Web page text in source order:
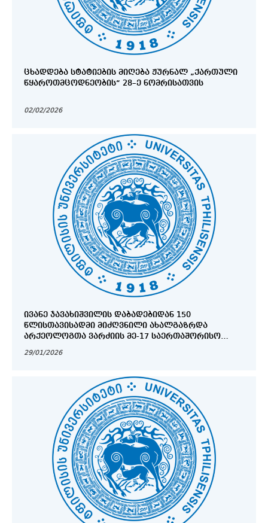
ᲪᲮᲐᲓᲓᲔᲑᲐ ᲡᲢᲐᲢᲘᲔᲑᲘᲡ ᲛᲘᲦᲔᲑᲐ ᲟᲣᲠᲜᲐᲚ „ᲥᲐᲠᲗᲣᲚᲘ
ᲬᲧᲐᲠᲝᲗᲛᲪᲝᲓᲜᲔᲝᲑᲘᲡ“ 28–Ე ᲜᲝᲛᲠᲘᲡᲐᲗᲕᲘᲡ
02/02/2026
ᲘᲕᲐᲜᲔ ᲯᲐᲕᲐᲮᲘᲨᲕᲘᲚᲘᲡ ᲓᲐᲑᲐᲓᲔᲑᲘᲓᲐᲜ 150
ᲬᲚᲘᲡᲗᲐᲕᲘᲡᲐᲓᲛᲘ ᲛᲘᲫᲦᲕᲜᲘᲚᲘ ᲐᲮᲐᲚᲒᲐᲖᲠᲓᲐ
ᲐᲠᲥᲔᲝᲚᲝᲒᲗᲐ ᲕᲐᲠᲫᲘᲘᲡ ᲛᲔ-17 ᲡᲐᲔᲠᲗᲐᲨᲝᲠᲘᲡᲝ
29/01/2026